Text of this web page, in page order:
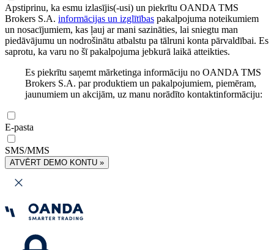
Apstiprinu, ka esmu izlasījis(-usi) un piekrītu OANDA TMS
Brokers S.A. informācijas un izglītības pakalpojuma noteikumiem
un nosacījumiem, kas ļauj ar mani sazināties, lai sniegtu man
piedāvājumu un nodrošinātu atbalstu pa tālruni konta pārvaldībai. Es
saprotu, ka varu no šī pakalpojuma jebkurā laikā atteikties.
Es piekrītu saņemt mārketinga informāciju no OANDA TMS
Brokers S.A. par produktiem un pakalpojumiem, piemēram,
jaunumiem un akcijām, uz manu norādīto kontaktinformāciju:
E-pasta
SMS/MMS
ATVĒRT DEMO KONTU »